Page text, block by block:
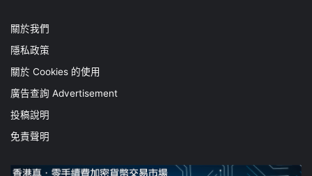
關於我們
隱私政策
關於 Cookies 的使用
廣告查詢 Advertisement
投稿說明
免責聲明